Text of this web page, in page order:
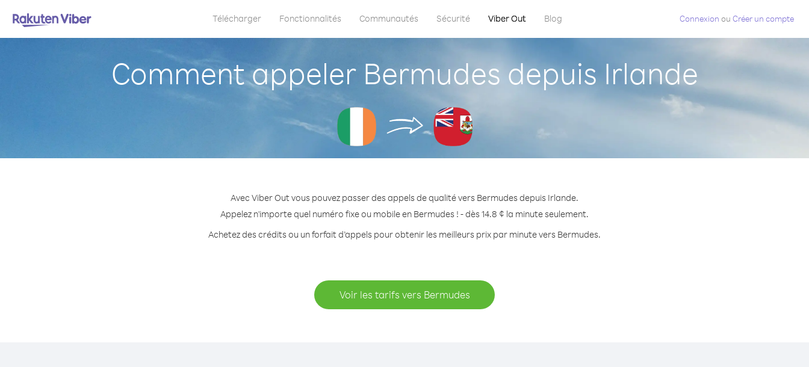
Télécharger Fonctionnalités Communautés Sécurité Viber Out Blog Connexion ou Créer un compte
Comment appeler Bermudes depuis Irlande
Avec Viber Out vous pouvez passer des appels de qualité vers Bermudes depuis Irlande.
Appelez n'importe quel numéro fixe ou mobile en Bermudes ! - dès 14.8 ¢ la minute seulement.
Achetez des crédits ou un forfait d’appels pour obtenir les meilleurs prix par minute vers Bermudes.
Voir les tarifs vers Bermudes